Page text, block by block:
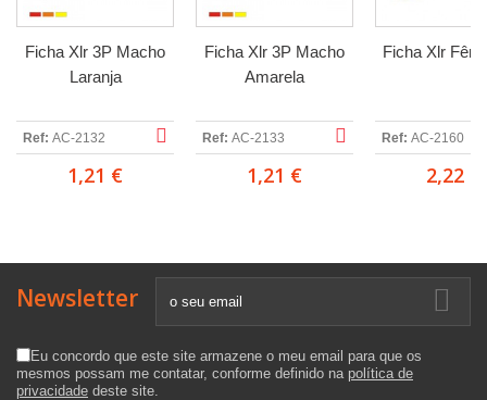
Ficha Xlr 3P Macho
Laranja
Ref: AC-2132
1,21 €
Ficha Xlr 3P Macho
Amarela
Ref: AC-2133
1,21 €
Ficha Xlr
Ref: AC-2160
2,22 €
Newsletter
Eu concordo que este site armazene o meu email para que os
mesmos possam me contatar, conforme definido na política de
privacidade deste site.